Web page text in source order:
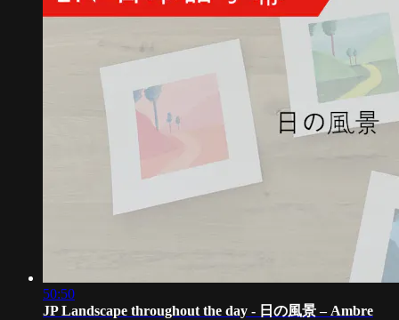
50:50
JP Landscape throughout the day - 日の風景 – Ambre